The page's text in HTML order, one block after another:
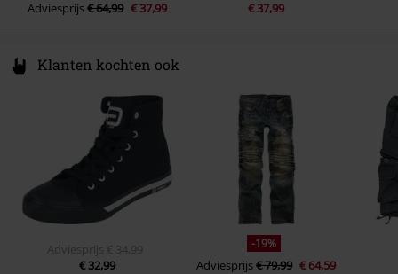
Adviesprijs€ 64,99 € 37,99 € 37,99
Klanten kochten ook
Adviesprijs
€ 34,99
€ 32,99
-19%
Adviesprijs€ 79,99 € 64,59